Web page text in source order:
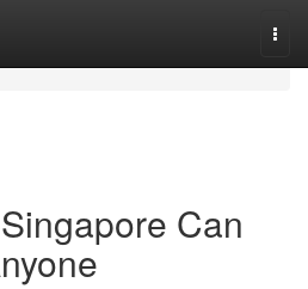
Can